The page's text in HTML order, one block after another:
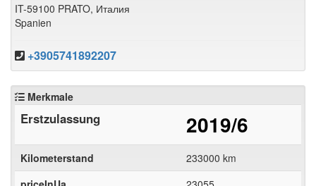
IT-59100 PRATO, Италия
Spanien
+3905741892207
Merkmale
Erstzulassung 2019/6
Kilometerstand
233000 km